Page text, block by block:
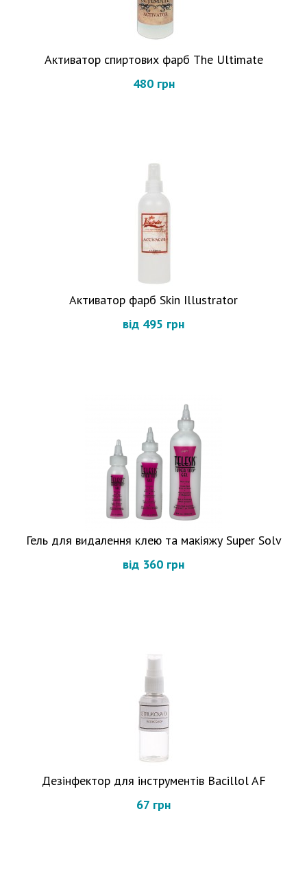
Активатор спиртових фарб The Ultimate
480 грн
Активатор фарб Skin Illustrator
від 495 грн
Гель для видалення клею та макіяжу Super Solv
від 360 грн
Дезінфектор для інструментів Bacillol AF
67 грн